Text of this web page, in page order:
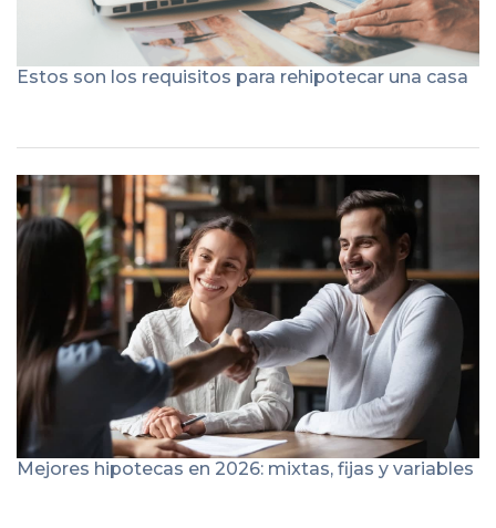
Estos son los requisitos para rehipotecar una casa
Mejores hipotecas en 2026: mixtas, fijas y variables